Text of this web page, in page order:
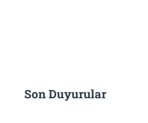
Son Duyurular